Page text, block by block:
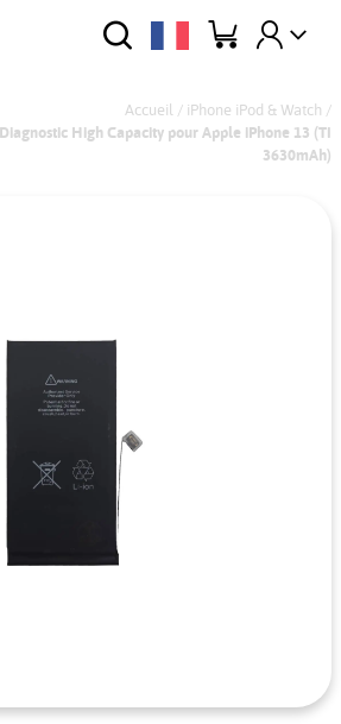
Accueil / iPhone iPod & Watch /
High Capacity pour Apple iPhone 13 (TI
3630mAh)